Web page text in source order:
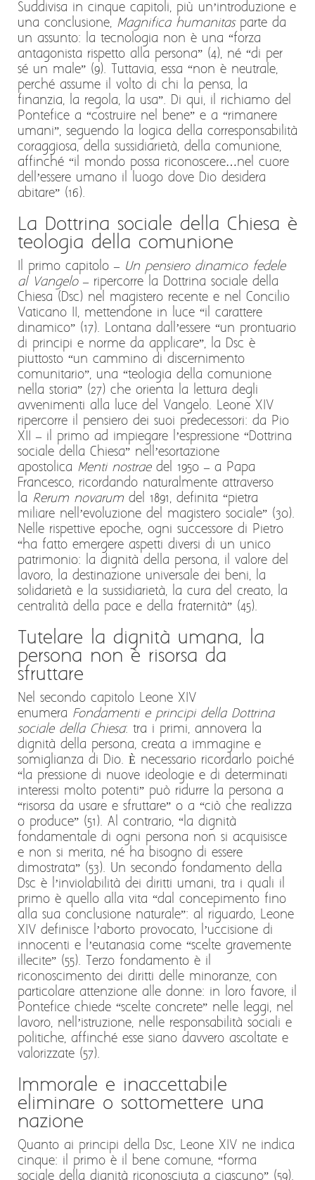
Suddivisa in cinque capitoli, più un’introduzione e
una conclusione, Magnifica humanitasparte da
un assunto: la tecnologia non è una “forza
antagonista rispetto alla persona” (4), né “di per
sé un male” (9). Tuttavia, essa “non è neutrale,
perché assume il volto di chi la pensa, la
finanzia, la regola, la usa”. Di qui, il richiamo del
Pontefice a “costruire nel bene” e a “rimanere
umani”, seguendo la logica della corresponsabilità
coraggiosa, della sussidiarietà, della comunione,
affinché “il mondo possa riconoscere…nel cuore
dell’essere umano il luogo dove Dio desidera
abitare” (16).
La Dottrina sociale della Chiesa è
teologia della comunione
Il primo capitolo – Un pensiero dinamico fedele
al Vangelo– ripercorre la Dottrina sociale della
Chiesa (Dsc) nel magistero recente e nel Concilio
Vaticano II, mettendone in luce “il carattere
dinamico” (17). Lontana dall’essere “un prontuario
di principi e norme da applicare”, la Dsc è
piuttosto “un cammino di discernimento
comunitario”, una “teologia della comunione
nella storia” (27) che orienta la lettura degli
avvenimenti alla luce del Vangelo. Leone XIV
ripercorre il pensiero dei suoi predecessori: da Pio
XII – il primo ad impiegare l’espressione “Dottrina
sociale della Chiesa” nell’esortazione
apostolica Menti nostraedel 1950 – a Papa
Francesco, ricordando naturalmente attraverso
la Rerum novarum del 1891, definita “pietra
miliare nell’evoluzione del magistero sociale” (30).
Nelle rispettive epoche, ogni successore di Pietro
“ha fatto emergere aspetti diversi di un unico
patrimonio: la dignità della persona, il valore del
lavoro, la destinazione universale dei beni, la
solidarietà e la sussidiarietà, la cura del creato, la
centralità della pace e della fraternità” (45).
Tutelare la dignità umana, la
persona non è risorsa da
sfruttare
Nel secondo capitolo Leone XIV
enumera Fondamenti e principi della Dottrina
sociale della Chiesa: tra i primi, annovera la
dignità della persona, creata a immagine e
somiglianza di Dio. È necessario ricordarlo poiché
“la pressione di nuove ideologie e di determinati
interessi molto potenti” può ridurre la persona a
“risorsa da usare e sfruttare” o a “ciò che realizza
o produce” (51). Al contrario, “la dignità
fondamentale di ogni persona non si acquisisce
e non si merita, né ha bisogno di essere
dimostrata” (53). Un secondo fondamento della
Dsc è l’inviolabilità dei diritti umani, tra i quali il
primo è quello alla vita “dal concepimento fino
alla sua conclusione naturale”: al riguardo, Leone
XIV definisce l’aborto provocato, l’uccisione di
innocenti e l’eutanasia come “scelte gravemente
illecite” (55). Terzo fondamento è il
riconoscimento dei diritti delle minoranze, con
particolare attenzione alle donne: in loro favore, il
Pontefice chiede “scelte concrete” nelle leggi, nel
lavoro, nell’istruzione, nelle responsabilità sociali e
politiche, affinché esse siano davvero ascoltate e
valorizzate (57).
Immorale e inaccettabile
eliminare o sottomettere una
nazione
Quanto ai principi della Dsc, Leone XIV ne indica
cinque: il primo è il bene comune, “forma
sociale della dignità riconosciuta a ciascuno” (59).